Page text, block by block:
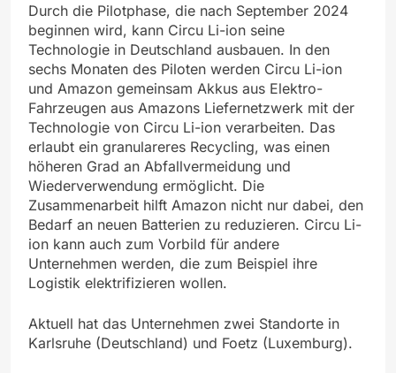
Durch die Pilotphase, die nach September 2024
beginnen wird, kann Circu Li-ion seine
Technologie in Deutschland ausbauen. In den
sechs Monaten des Piloten werden Circu Li-ion
und Amazon gemeinsam Akkus aus Elektro-
Fahrzeugen aus Amazons Liefernetzwerk mit der
Technologie von Circu Li-ion verarbeiten. Das
erlaubt ein granulareres Recycling, was einen
höheren Grad an Abfallvermeidung und
Wiederverwendung ermöglicht. Die
Zusammenarbeit hilft Amazon nicht nur dabei, den
Bedarf an neuen Batterien zu reduzieren. Circu Li-
ion kann auch zum Vorbild für andere
Unternehmen werden, die zum Beispiel ihre
Logistik elektrifizieren wollen.
Aktuell hat das Unternehmen zwei Standorte in
Karlsruhe (Deutschland) und Foetz (Luxemburg).